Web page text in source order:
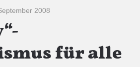
2008
für alle